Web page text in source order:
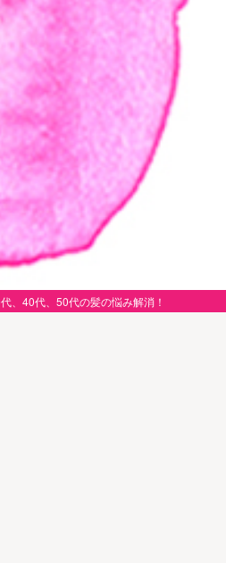
、40代、50代の髪の悩み解消！